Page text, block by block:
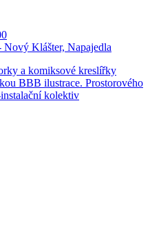
Nový Klášter, Napajedla
a komiksové kreslířky
BBB ilustrace. Prostorového
kolektiv